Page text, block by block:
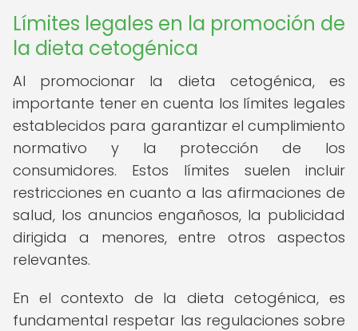
Límites legales en la promoción de
la dieta cetogénica
Al promocionar la dieta cetogénica, es
importante tener en cuenta los límites legales
establecidos para garantizar el cumplimiento
normativo y la protección de los
consumidores. Estos límites suelen incluir
restricciones en cuanto a las afirmaciones de
salud, los anuncios engañosos, la publicidad
dirigida a menores, entre otros aspectos
relevantes.
En el contexto de la dieta cetogénica, es
fundamental respetar las regulaciones sobre